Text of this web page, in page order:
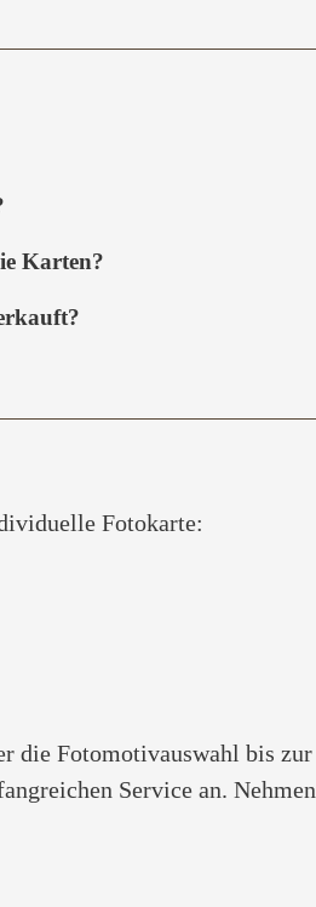
Karten?
Fotokarte:
die Fotomotivauswahl bis
Service an.